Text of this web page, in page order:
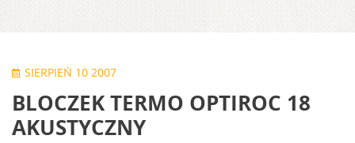
SIERPIEŃ 10 2007
BLOCZEK TERMO OPTIROC 18
AKUSTYCZNY